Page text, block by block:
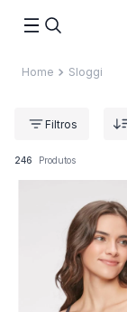
Sloggi
246 Produtos